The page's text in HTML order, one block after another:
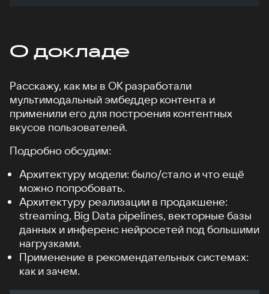
О докладе
Расскажу, как мы в ОК разработали
мультимодальный эмбеддер контента и
применили его для построения контентных
вкусов пользователей.
Подробно обсудим:
Архитектуру модели: было/стало и что ещё
можно попробовать.
Архитектуру реализации в продакшене:
streaming, Big Data pipelines, векторные базы
данных и инференс нейросетей под большими
нагрузками.
Применение в рекомендательных системах:
как и зачем.